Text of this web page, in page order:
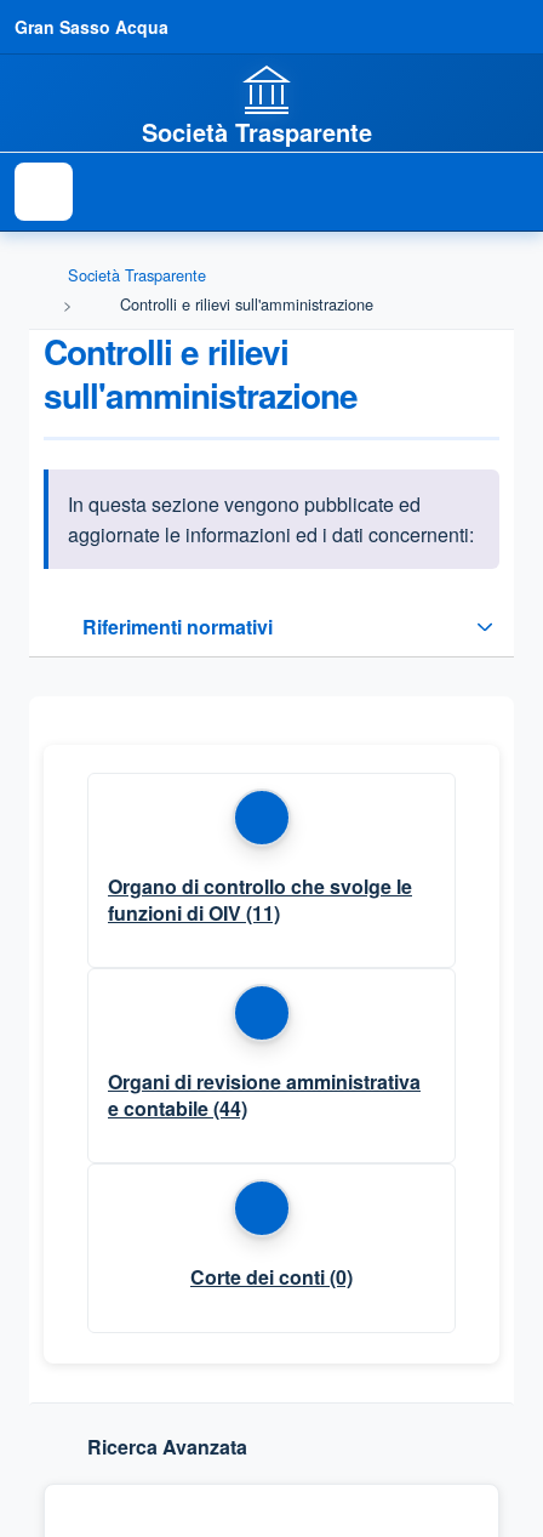
Gran Sasso Acqua
Società Trasparente
Società Trasparente
Controlli e rilievi sull'amministrazione
Controlli e rilievi
sull'amministrazione
Informazioni introduttive
In questa sezione vengono pubblicate ed
aggiornate le informazioni ed i dati concernenti:
Riferimenti normativi
Sezione compressa
Organo di controllo che svolge le
funzioni di OIV(11)
Organi di revisione amministrativa
e contabile(44)
Corte dei conti(0)
Ricerca Avanzata